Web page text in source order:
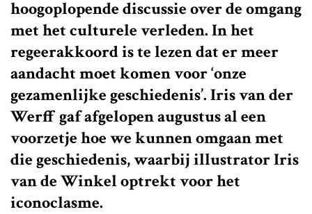
hoogoplopende discussie over de omgang
met het culturele verleden. In het
regeerakkoord is te lezen dat er meer
aandacht moet komen voor ‘onze
gezamenlijke geschiedenis’. Iris van der
Werff gaf afgelopen augustus al een
voorzetje hoe we kunnen omgaan met
die geschiedenis, waarbij illustrator Iris
van de Winkel optrekt voor het
iconoclasme.